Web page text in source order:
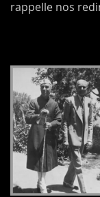
rappelle nos